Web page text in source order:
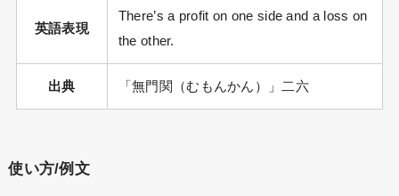
英語表現
There’s a profit on one side and a loss on
the other.
出典 「無門関（むもんかん）」二六
使い方/例文